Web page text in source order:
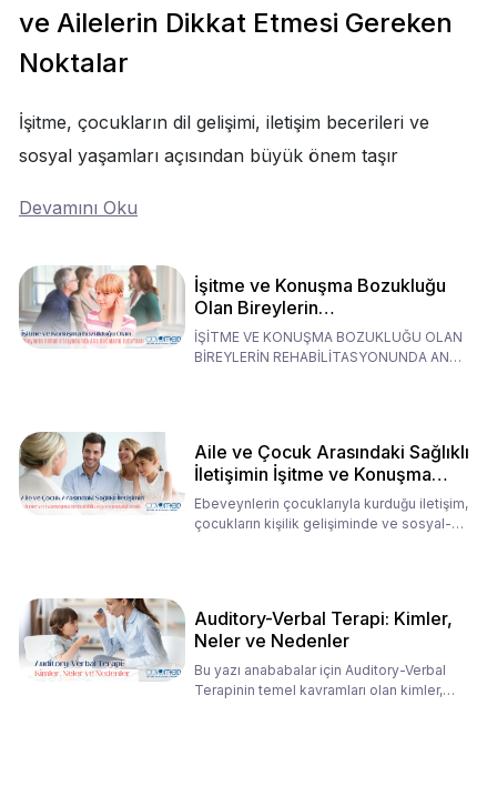
ve Ailelerin Dikkat Etmesi Gereken
Noktalar
İşitme, çocukların dil gelişimi, iletişim becerileri ve
sosyal yaşamları açısından büyük önem taşır
Devamını Oku
İşitme ve Konuşma Bozukluğu
Olan Bireylerin
Rehabilitasyonunda Ana
Babaların Tutumları
İŞİTME VE KONUŞMA BOZUKLUĞU OLAN
BİREYLERİN REHABİLİTASYONUNDA ANA
Aile ve Çocuk Arasındaki Sağlıklı
İletişimin İşitme ve Konuşma
Rehabilitasyonundaki Rolü
Ebeveynlerin çocuklarıyla kurduğu iletişim,
çocukların kişilik gelişiminde ve sosyal-
Auditory-Verbal Terapi: Kimler,
Neler ve Nedenler
Bu yazı anababalar için Auditory-Verbal
Terapinin temel kavramları olan kimler,